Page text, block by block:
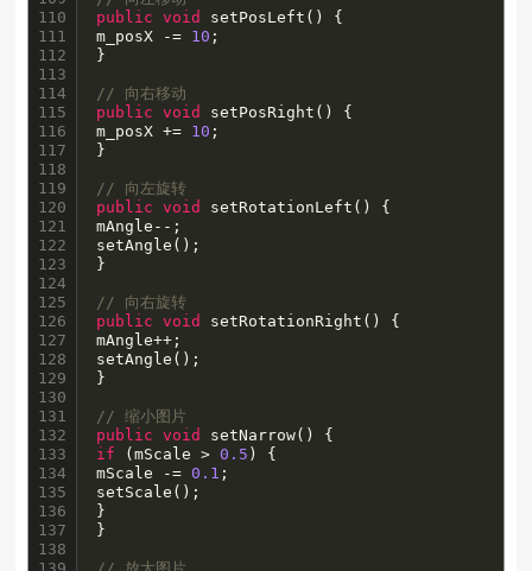
110
111
112
113
114
115
116
117
118
119
120
121
122
123
124
125
126
127
128
129
130
131
132
133
134
135
136
137
138
public
void
setPosLeft() {
m_posX -= 10 ;
}
// 向右移动
public
void
setPosRight() {
m_posX += 10 ;
}
// 向左旋转
public
void
setRotationLeft() {
mAngle--;
setAngle();
}
// 向右旋转
public
void
setRotationRight() {
mAngle++;
setAngle();
}
// 缩小图片
public
void
if (mScale > 0.5 ) {
mScale -= 0.1 ;
setScale();
}
}